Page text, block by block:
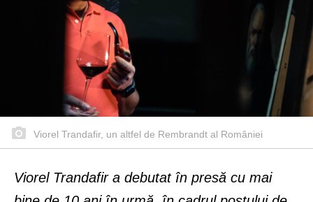
Viorel Trandafir, un altfel de Rembrandt al României
Viorel Trandafir a debutat în presă cu mai